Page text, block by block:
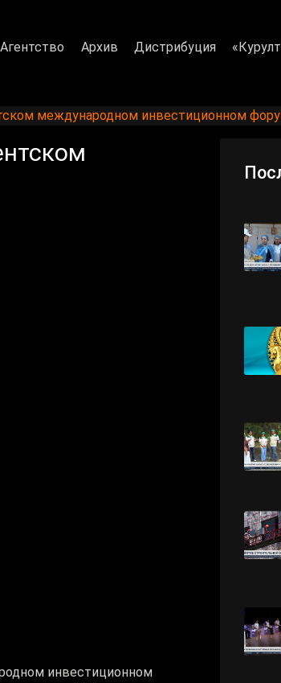
Агентство Архив Дистрибуция
международном инвестиционном
инвестиционном